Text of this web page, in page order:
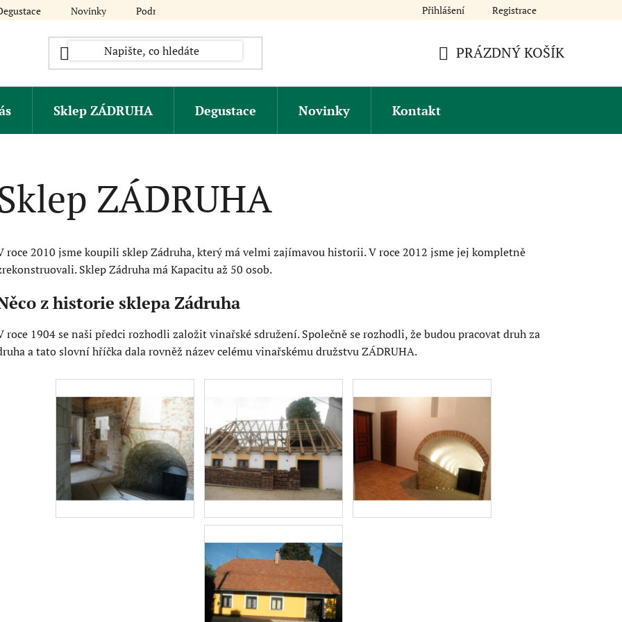
Novinky Podmínky ochrany osobních údajů Kontakt
Přihlášení Registrace
KOŠÍK
PRÁZDNÝ KOŠÍK
Sklep ZÁDRUHA Degustace Novinky Kontakt
ZÁDRUHA
roce 2010 jsme koupili sklep Zádruha, který má velmi zajímavou historii. V roce 2012 jsme jej kompletně
Sklep Zádruha má Kapacitu až 50 osob.
z historie sklepa Zádruha
roce 1904 se naši předci rozhodli založit vinařské sdružení. Společně se rozhodli, že budou pracovat druh za
a tato slovní hříčka dala rovněž název celému vinařskému družstvu ZÁDRUHA.